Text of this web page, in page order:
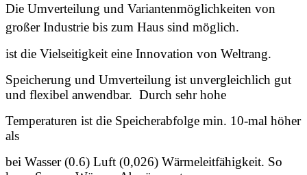
Die Umverteilung und Variantenmöglichkeiten von
großer Industrie bis zum Haus sind möglich.
ist die Vielseitigkeit eine Innovation von Weltrang.
Speicherung und Umverteilung ist unvergleichlich gut
und flexibel anwendbar. Durch sehr hohe
Temperaturen ist die Speicherabfolge min. 10-mal höher
als
bei Wasser (0.6) Luft (0,026) Wärmeleitfähigkeit. So